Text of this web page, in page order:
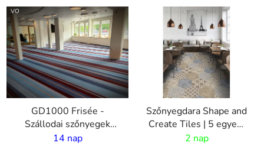
T
e
r
m
é
k
e
VO
GD1000 Frisée -
Szállodai szőnyegek
egyedi dizájnnal - 6 mm
14 nap
Szőnyegdara Shape and
Create Tiles | 5 egyedi
forma
2 nap